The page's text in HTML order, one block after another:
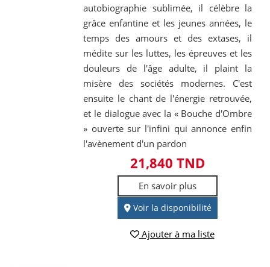
autobiographie sublimée, il célèbre la
grâce enfantine et les jeunes années, le
temps des amours et des extases, il
médite sur les luttes, les épreuves et les
douleurs de l'âge adulte, il plaint la
misère des sociétés modernes. C'est
ensuite le chant de l'énergie retrouvée,
et le dialogue avec la « Bouche d'Ombre
» ouverte sur l'infini qui annonce enfin
l'avènement d'un pardon
21,840 TND
En savoir plus
Voir la disponibilité
Ajouter à ma liste